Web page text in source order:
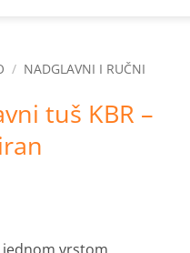
/ NADGLAVNI I RUČNI
tuš KBR –